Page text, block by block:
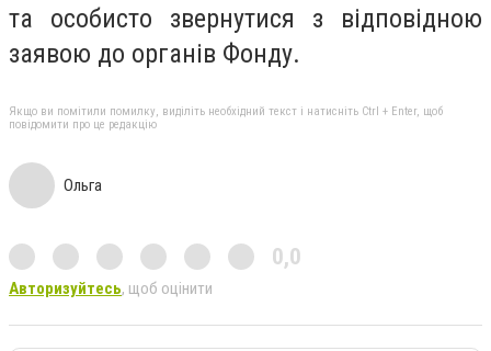
та особисто звернутися з відповідною
заявою до органів Фонду.
Якщо ви помітили помилку, виділіть необхідний текст і натисніть Ctrl + Enter, щоб
повідомити про це редакцію
Ольга
0,0
Авторизуйтесь, щоб оцінити